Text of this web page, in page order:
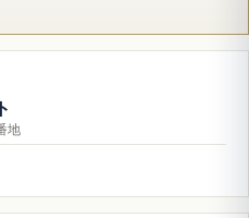
地